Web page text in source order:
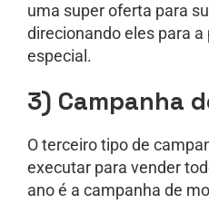
uma super oferta para
direcionando eles para
especial.
3) Campanha
O terceiro tipo de
executar para vender
ano é a campanha de